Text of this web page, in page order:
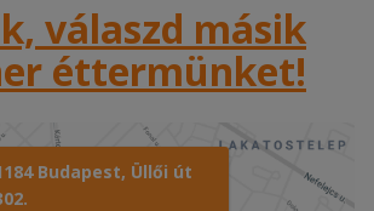
válaszd másik
éttermünket!
Budapest, Üllői út